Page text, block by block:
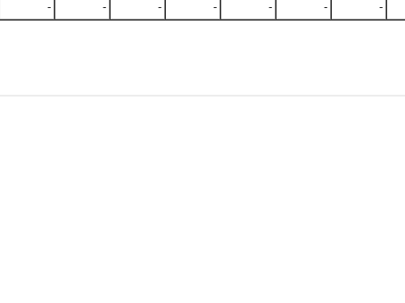
- - - - - - -